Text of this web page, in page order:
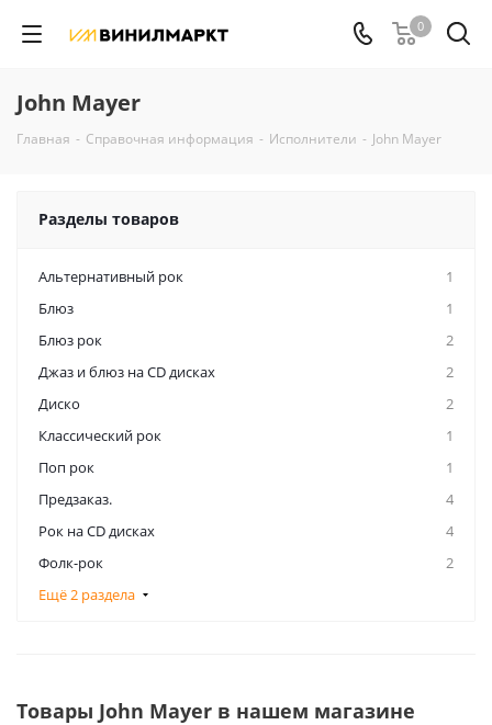
0
John Mayer
Главная - Справочная информация - Исполнители - John Mayer
Разделы товаров
Альтернативный рок
1
Блюз
1
Блюз рок
2
Джаз и блюз на CD дисках
2
Диско
2
Классический рок
1
Поп рок
1
Предзаказ.
4
Рок на CD дисках
4
Фолк-рок
2
Ещё 2 раздела
Товары John Mayer в нашем магазине